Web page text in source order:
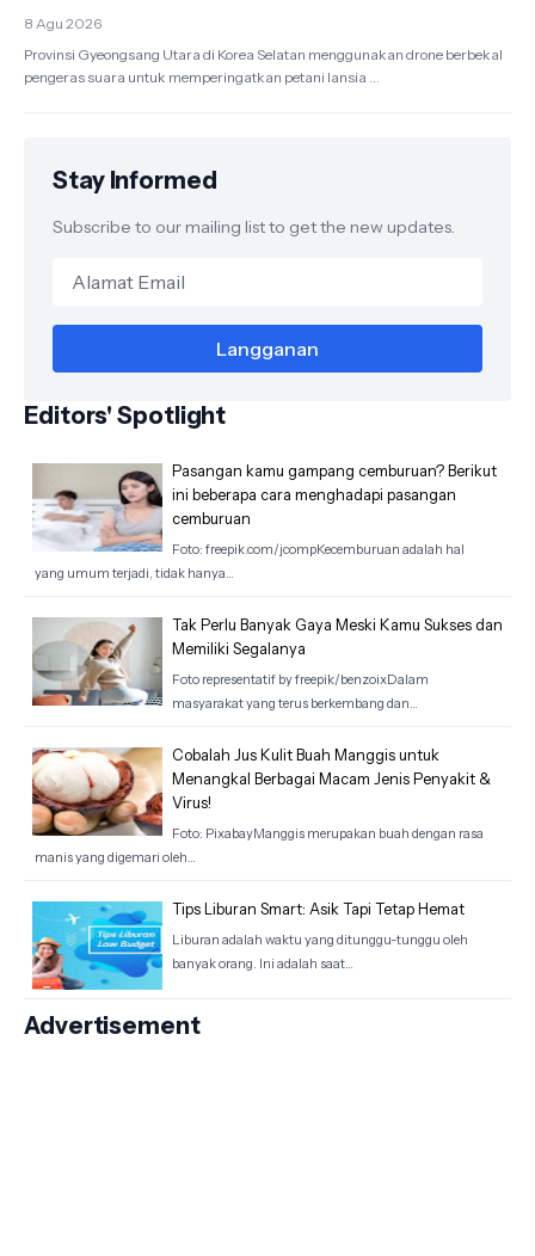
8 Agu 2026
Provinsi Gyeongsang Utara di Korea Selatan menggunakan drone berbekal
pengeras suara untuk memperingatkan petani lansia ...
Stay Informed
Subscribe to our mailing list to get the new updates.
Editors' Spotlight
Pasangan kamu gampang cemburuan? Berikut
ini beberapa cara menghadapi pasangan
cemburuan
Foto: freepik.com/jcompKecemburuan adalah hal
yang umum terjadi, tidak hanya…
Tak Perlu Banyak Gaya Meski Kamu Sukses dan
Memiliki Segalanya
Foto representatif by freepik/benzoixDalam
masyarakat yang terus berkembang dan…
Cobalah Jus Kulit Buah Manggis untuk
Menangkal Berbagai Macam Jenis Penyakit &
Virus!
Foto: PixabayManggis merupakan buah dengan rasa
manis yang digemari oleh…
Tips Liburan Smart: Asik Tapi Tetap Hemat
Liburan adalah waktu yang ditunggu-tunggu oleh
banyak orang. Ini adalah saat…
Advertisement